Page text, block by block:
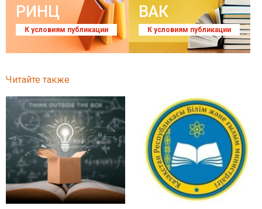
РИНЦ
К условиям публикации
ВАК
К условиям публикации
Читайте также